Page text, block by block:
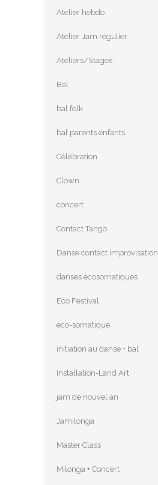
Atelier hebdo
Atelier Jam régulier
Ateliers/Stages
Bal
bal folk
bal parents enfants
Célébration
Clown
concert
Contact Tango
Danse contact improvisation
danses écosomatiques
Eco Festival
eco-somatique
initiation au danse + bal
Installation-Land Art
jam de nouvel an
Jamilonga
Master Class
Milonga + Concert